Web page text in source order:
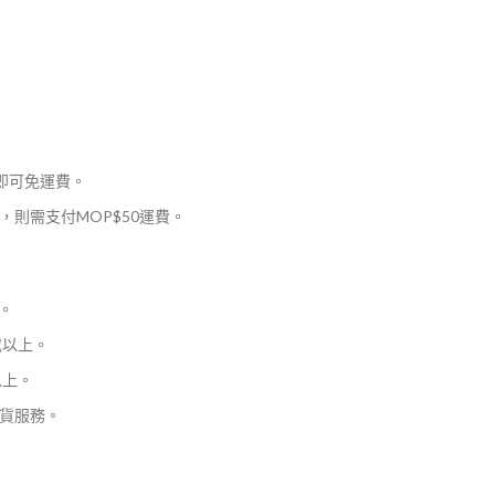
免運費。
則需支付MOP$50運費。
上。
。
服務。